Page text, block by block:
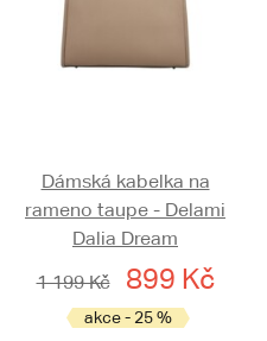
Dámská kabelka na
rameno taupe - Delami
Dalia Dream
1 199 Kč
899 Kč
akce - 25 %